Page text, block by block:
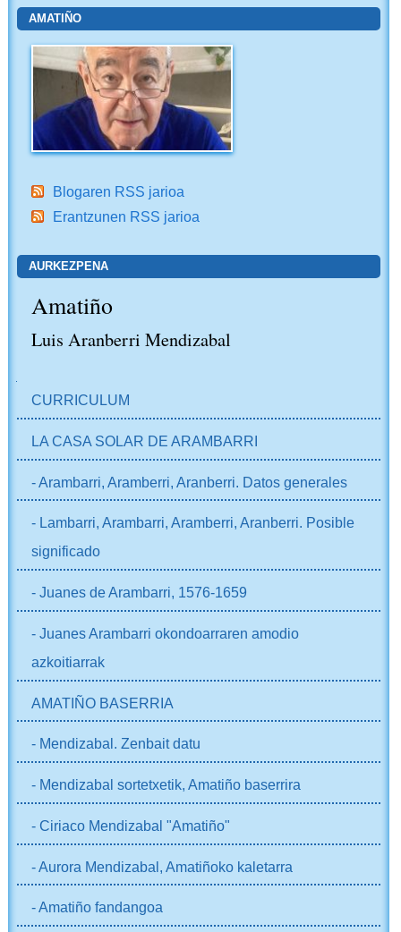
AMATIÑO
Blogaren RSS jarioa
Erantzunen RSS jarioa
AURKEZPENA
Amatiño
Luis Aranberri Mendizabal
CURRICULUM
LA CASA SOLAR DE ARAMBARRI
- Arambarri, Aramberri, Aranberri. Datos generales
- Lambarri, Arambarri, Aramberri, Aranberri. Posible
significado
- Juanes de Arambarri, 1576-1659
- Juanes Arambarri okondoarraren amodio
azkoitiarrak
AMATIÑO BASERRIA
- Mendizabal. Zenbait datu
- Mendizabal sortetxetik, Amatiño baserrira
- Ciriaco Mendizabal "Amatiño"
- Aurora Mendizabal, Amatiñoko kaletarra
- Amatiño fandangoa